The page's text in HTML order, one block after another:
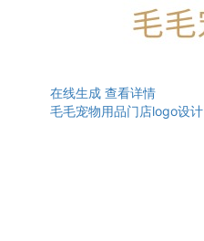
在线生成 查看详情
毛毛宠物用品门店logo设计